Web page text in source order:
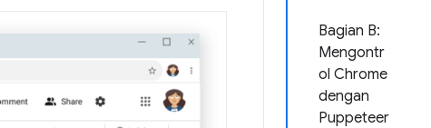
Bagian B:
Mengontr
ol Chrome
dengan
Puppeteer